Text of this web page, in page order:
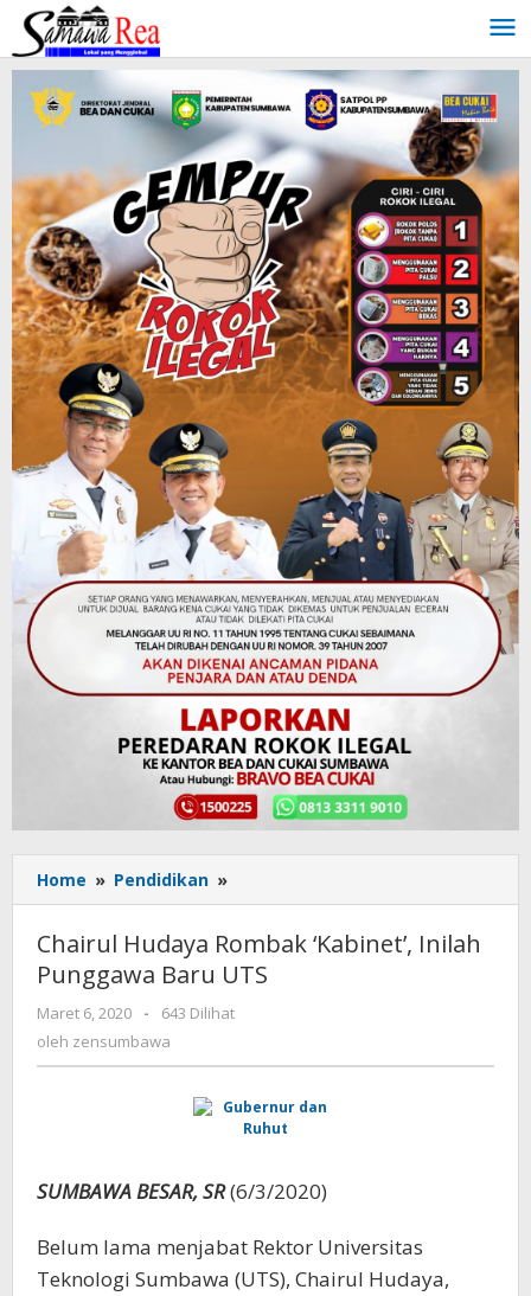
Lewati
konten
Home » Pendidikan »
Hudaya
Rombak
‘Kabinet’,
Inilah
Punggawa
Chairul Hudaya Rombak ‘Kabinet’, Inilah
Punggawa Baru UTS
Maret 6, 2020
oleh
zensumbawa
-
643 Dilihat
oleh zensumbawa
SUMBAWA BESAR, SR(6/3/2020)
Belum lama menjabat Rektor Universitas
Teknologi Sumbawa (UTS), Chairul Hudaya,